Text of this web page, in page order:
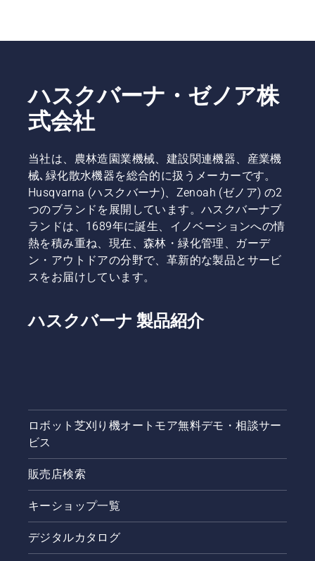
ハスクバーナ・ゼノア株
式会社
当社は、農林造園業機械、建設関連機器、産業機
械､緑化散水機器を総合的に扱うメーカーです。
Husqvarna (ハスクバーナ)、Zenoah (ゼノア) の2
つのブランドを展開しています。ハスクバーナブ
ランドは、1689年に誕生、イノベーションへの情
熱を積み重ね、現在、森林・緑化管理、ガーデ
ン・アウトドアの分野で、革新的な製品とサービ
スをお届けしています。
ハスクバーナ 製品紹介
ロボット芝刈り機オートモア無料デモ・相談サー
ビス
販売店検索
キーショップ一覧
デジタルカタログ